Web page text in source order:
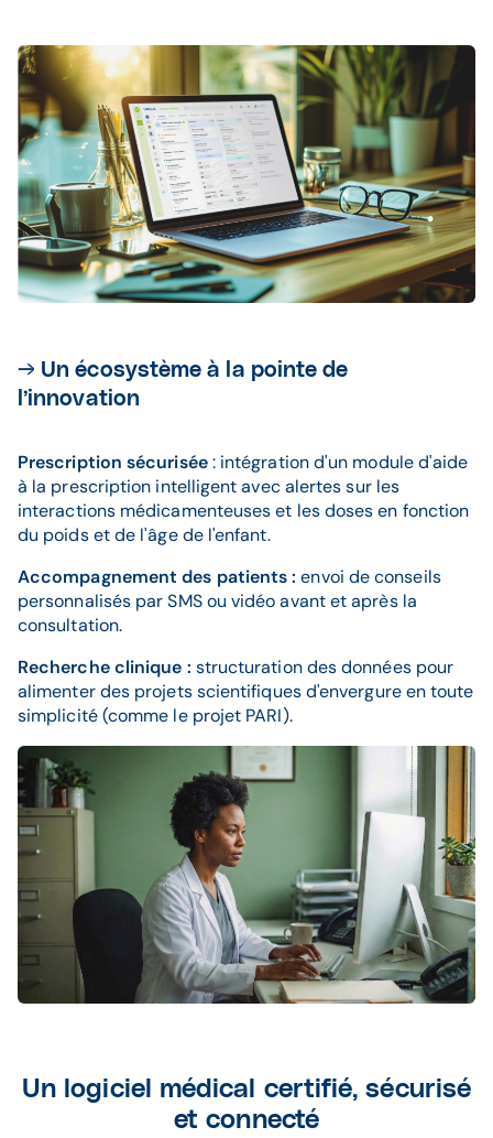
→ Un écosystème à la pointe de
l’innovation​
Prescription sécurisée: intégration d'un module d'aide
à la prescription intelligent avec alertes sur les
interactions médicamenteuses et les doses en fonction
du poids et de l'âge de l'enfant.​
Accompagnement des patients :envoi de conseils
personnalisés par SMS ou vidéo avant et après la
consultation.
Recherche clinique : structuration des données pour
alimenter des projets scientifiques d'envergure en toute
simplicité (comme le projet PARI).​
Un logiciel médical certifié, sécurisé
et connecté